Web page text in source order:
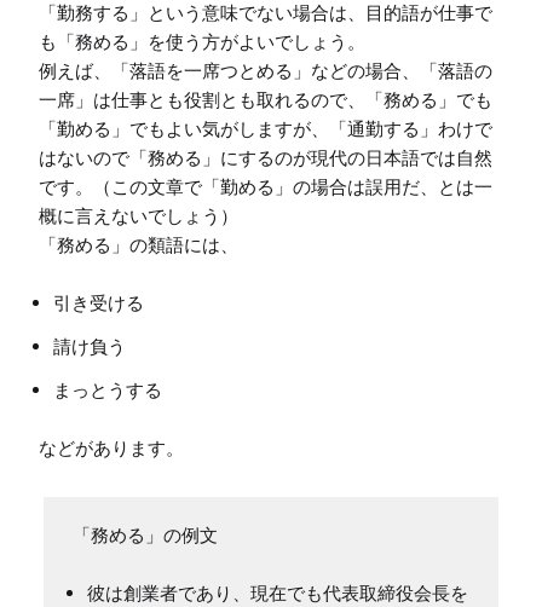
「勤務する」という意味でない場合は、目的語が仕事で
も「務める」を使う方がよいでしょう。
例えば、「落語を一席つとめる」などの場合、「落語の
一席」は仕事とも役割とも取れるので、「務める」でも
「勤める」でもよい気がしますが、「通勤する」わけで
はないので「務める」にするのが現代の日本語では自然
です。（この文章で「勤める」の場合は誤用だ、とは一
概に言えないでしょう）
引き受ける
請け負う
まっとうする
彼は創業者であり、現在でも代表取締役会長を